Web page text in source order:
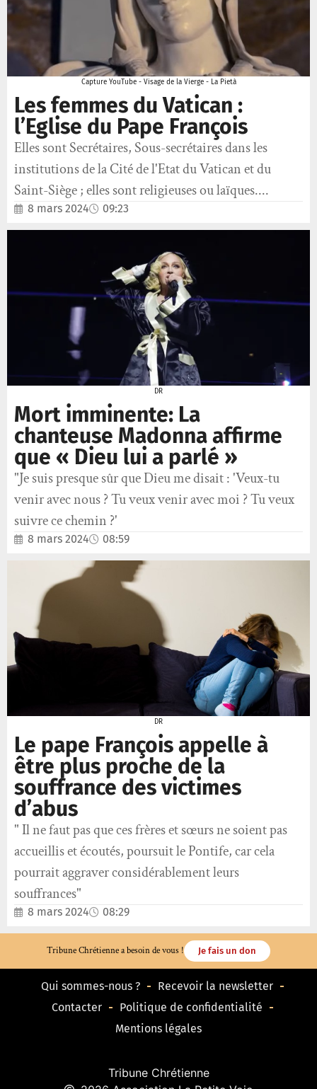
Capture YouTube - Visage de la Vierge - La Pietà
Les femmes du Vatican :
l’Eglise du Pape François
Elles sont Secrétaires, Sous-secrétaires dans les
institutions de la Cité de l'Etat du Vatican et du
Saint-Siège ; elles sont religieuses ou laïques....
8 mars 2024 09:23
DR
Mort imminente: La
chanteuse Madonna affirme
que « Dieu lui a parlé »
"Je suis presque sûr que Dieu me disait : 'Veux-tu
venir avec nous ? Tu veux venir avec moi ? Tu veux
suivre ce chemin ?'
8 mars 2024 08:59
DR
Le pape François appelle à
être plus proche de la
souffrance des victimes
d’abus
" Il ne faut pas que ces frères et sœurs ne soient pas
accueillis et écoutés, poursuit le Pontife, car cela
pourrait aggraver considérablement leurs
souffrances"
8 mars 2024 08:29
Tribune Chrétienne a besoin de vous ! Je fais un don
Qui sommes-nous ?
Recevoir la newsletter
Contacter
Politique de confidentialité
Mentions légales
Tribune Chrétienne